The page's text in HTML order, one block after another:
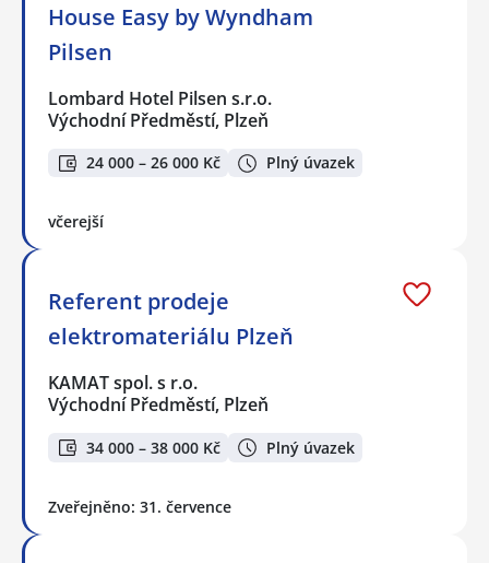
House Easy by Wyndham
Pilsen
Lombard Hotel Pilsen s.r.o.
Východní Předměstí, Plzeň
24 000 – 26 000 Kč Plný úvazek
včerejší
Referent prodeje
elektromateriálu Plzeň
KAMAT spol. s r.o.
Východní Předměstí, Plzeň
34 000 – 38 000 Kč Plný úvazek
Zveřejněno: 31. července